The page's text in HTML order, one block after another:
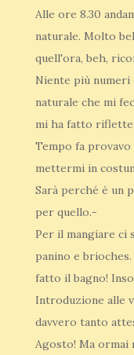
Alle ore 8.30
naturale. Molto
quell'ora, beh,
Niente più numeri
naturale che mi
mi ha fatto
Tempo fa
mettermi in
Sarà perché è un
per quello.-
Per il mangiare ci
panino e
fatto il bagno!
Introduzione alle
davvero tanto
Agosto! Ma ormai